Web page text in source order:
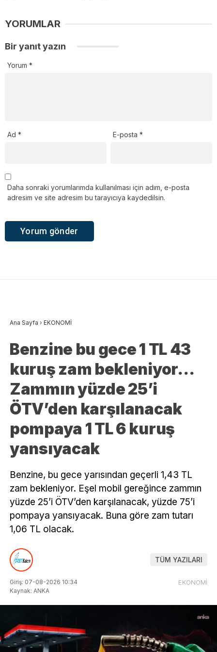
YORUMLAR
Bir yanıt yazın
Yorum *
Ad * E-posta*
Daha sonraki yorumlarımda kullanılması için adım, e-posta
adresim ve site adresim bu tarayıcıya kaydedilsin.
Ana Sayfa › EKONOMİ
Benzine bu gece 1 TL 43
kuruş zam bekleniyor…
Zammın yüzde 25’i
ÖTV’den karşılanacak
pompaya 1 TL 6 kuruş
yansıyacak
Benzine, bu gece yarısından geçerli 1,43 TL
zam bekleniyor. Eşel mobil gereğince zammın
yüzde 25’i ÖTV’den karşılanacak, yüzde 75’i
pompaya yansıyacak. Buna göre zam tutarı
1,06 TL olacak.
TÜM YAZILARI
Giriş: 07-08-2026 10:34
Kaynak: ANKA
EKONOMİ